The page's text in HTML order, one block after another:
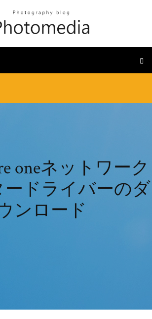
oneネットワーク
ードライバーのダ
ンロード